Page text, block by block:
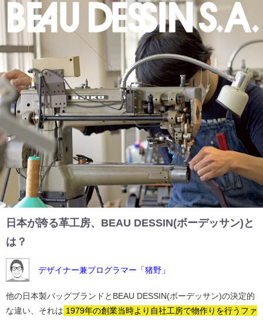
日本が誇る革工房、BEAU DESSIN(ボーデッサン)と
は？
デザイナー兼プログラマー「猪野」
他の日本製バッグブランドとBEAU DESSIN(ボーデッサン)の決定的
な違い、それは 1979年の創業当時より自社工房で物作りを行うファ